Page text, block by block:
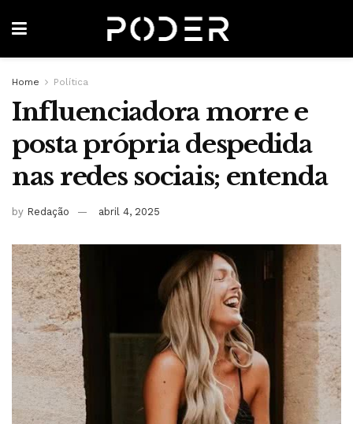
Home Política
Influenciadora morre e
posta própria despedida
nas redes sociais; entenda
by Redação abril 4, 2025